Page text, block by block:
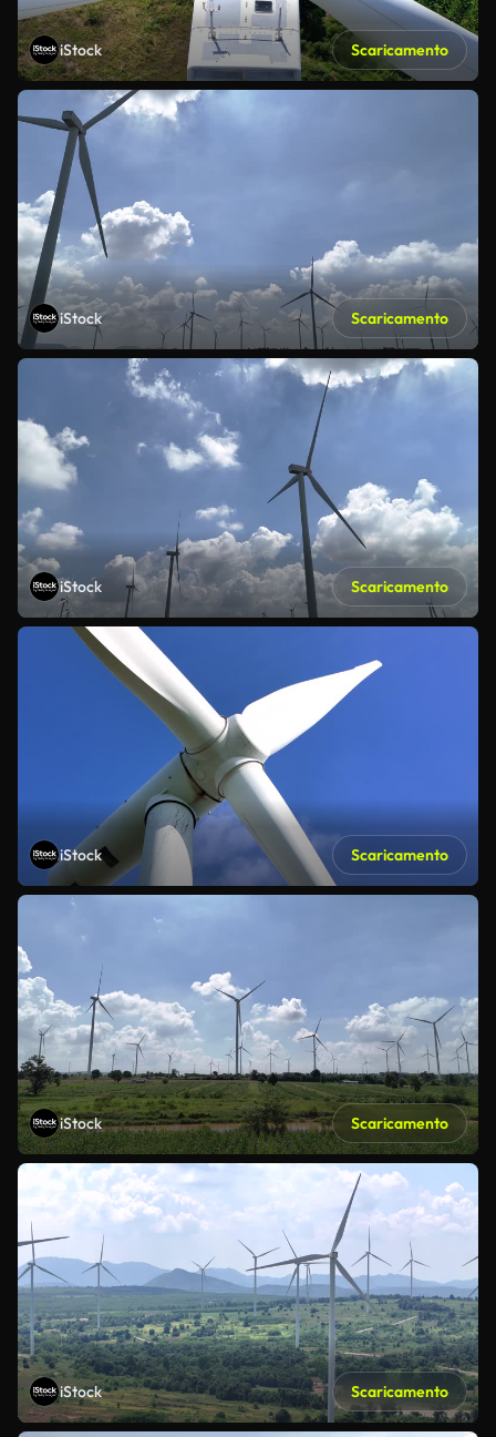
iStock Scaricamento
iStock Scaricamento
iStock Scaricamento
iStock Scaricamento
iStock Scaricamento
iStock Scaricamento